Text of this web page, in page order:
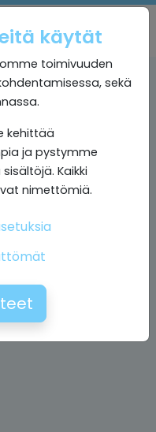
käytät
toimivuuden
sekä
kehittää
ja pystymme
Kaikki
nimettömiä.